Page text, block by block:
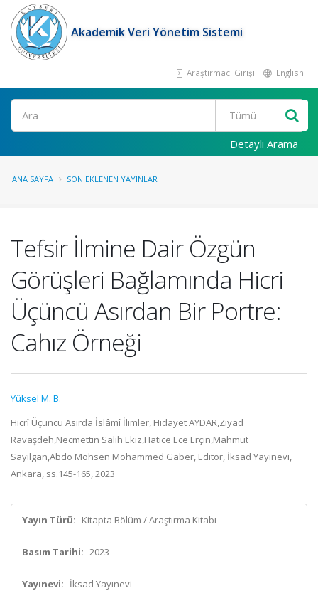
Akademik Veri Yönetim Sistemi
Araştırmacı Girişi English
Ara
Detaylı Arama
ANA SAYFA SON EKLENEN YAYINLAR
Tefsir İlmine Dair Özgün
Görüşleri Bağlamında Hicri
Üçüncü Asırdan Bir Portre:
Cahız Örneği
Yüksel M. B.
Hicrî Üçüncü Asırda İslâmî İlimler, Hidayet AYDAR,Ziyad
Ravaşdeh,Necmettin Salih Ekiz,Hatice Ece Erçin,Mahmut
Sayılgan,Abdo Mohsen Mohammed Gaber, Editör, İksad Yayınevi,
Ankara, ss.145-165, 2023
Yayın Türü: Kitapta Bölüm / Araştırma Kitabı
Basım Tarihi: 2023
Yayınevi: İksad Yayınevi